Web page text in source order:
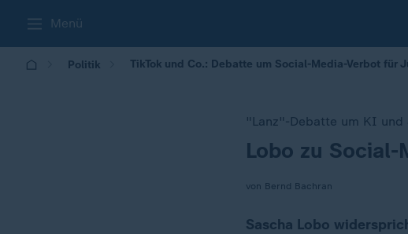
Menü
Politik TikTok und Co.: Debatte um Social-Media-Verbot für
"Lanz"-Debatte um KI und
:Lobo zu
von Bernd Bachran
Sascha Lobo